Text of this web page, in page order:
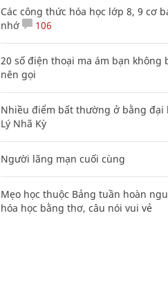
Các công thức hóa học lớp 8, 9 cơ
nhớ
106
20 số điện thoại ma ám bạn không
nên gọi
Nhiều điểm bất thường ở bằng đại
Lý Nhã Kỳ
Người lãng mạn cuối cùng
Mẹo học thuộc Bảng tuần hoàn
hóa học bằng thơ, câu nói vui vẻ